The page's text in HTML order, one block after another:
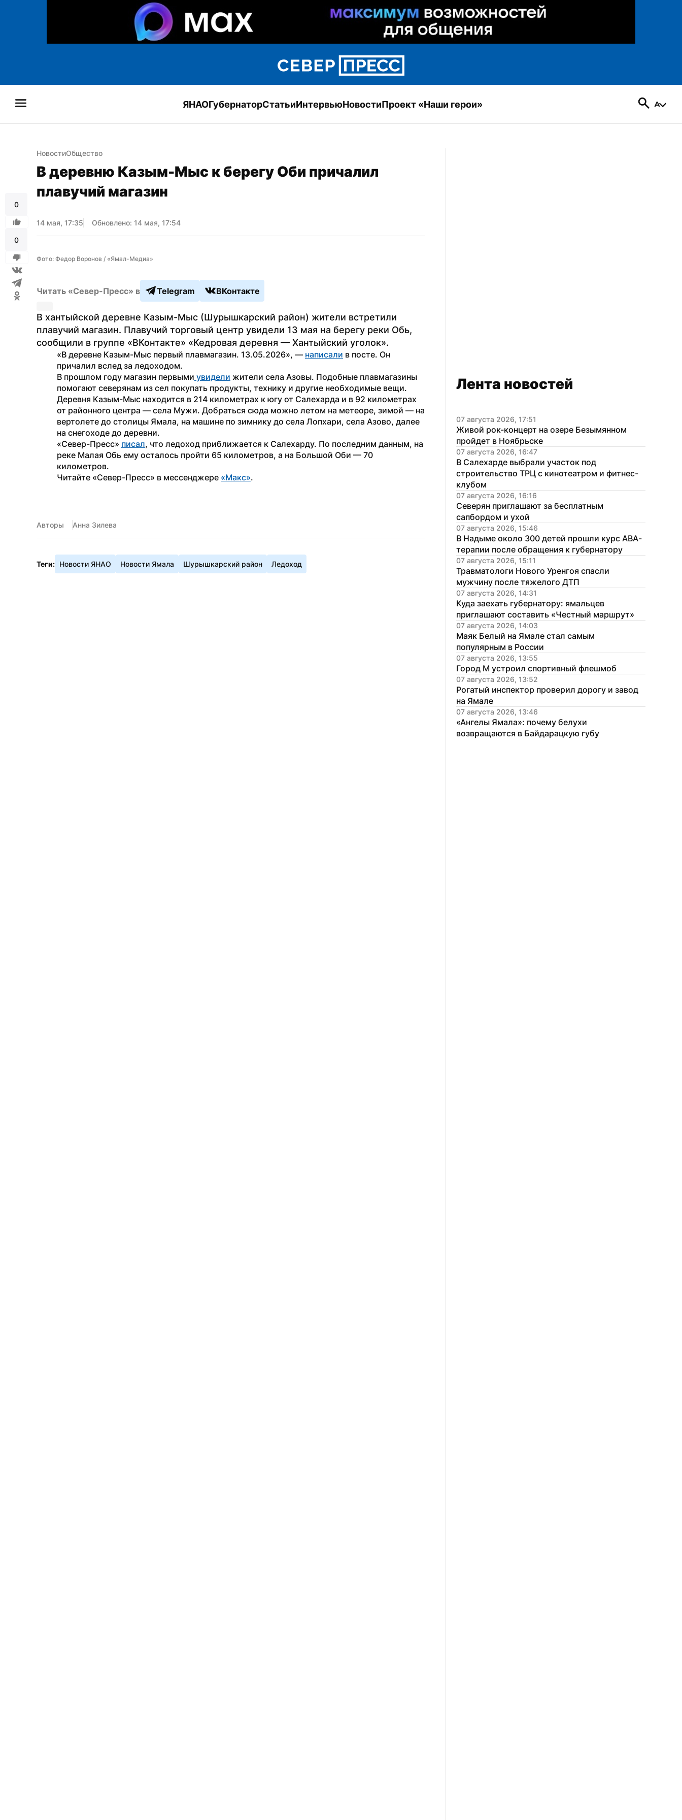
ЯНАОГубернаторСтатьиИнтервьюНовостиПроект «Наши герои»
0
0
НовостиОбщество
В деревню Казым-Мыс к берегу Оби причалил
плавучий магазин
14 мая, 17:35 Обновлено: 14 мая, 17:54
Фото: Федор Воронов / «Ямал-Медиа»
Читать «Север-Пресс» в Telegram ВКонтакте
В хантыйской деревне Казым-Мыс (Шурышкарский район) жители встретили
плавучий магазин. Плавучий торговый центр увидели 13 мая на берегу реки Обь,
сообщили в группе «ВКонтакте» «Кедровая деревня — Хантыйский уголок».
«В деревне Казым-Мыс первый плавмагазин. 13.05.2026», — написали в посте. Он
причалил вслед за ледоходом.
В прошлом году магазин первыми увидели жители села Азовы. Подобные плавмагазины
помогают северянам из сел покупать продукты, технику и другие необходимые вещи.
Деревня Казым-Мыс находится в 214 километрах к югу от Салехарда и в 92 километрах
от районного центра — села Мужи. Добраться сюда можно летом на метеоре, зимой — на
вертолете до столицы Ямала, на машине по зимнику до села Лопхари, села Азово, далее
на снегоходе до деревни.
«Север-Пресс» писал, что ледоход приближается к Салехарду. По последним данным, на
реке Малая Обь ему осталось пройти 65 километров, а на Большой Оби — 70
километров.
Читайте «Север-Пресс» в мессенджере «Макс».
Авторы Анна Зилева
Теги: Новости ЯНАО Новости Ямала Шурышкарский район Ледоход
Лента новостей
07 августа 2026, 17:51
Живой рок-концерт на озере Безымянном
пройдет в Ноябрьске
07 августа 2026, 16:47
В Салехарде выбрали участок под
строительство ТРЦ с кинотеатром и фитнес-
клубом
07 августа 2026, 16:16
Северян приглашают за бесплатным
сапбордом и ухой
07 августа 2026, 15:46
В Надыме около 300 детей прошли курс АВА-
терапии после обращения к губернатору
07 августа 2026, 15:11
Травматологи Нового Уренгоя спасли
мужчину после тяжелого ДТП
07 августа 2026, 14:31
Куда заехать губернатору: ямальцев
приглашают составить «Честный маршрут»
07 августа 2026, 14:03
Маяк Белый на Ямале стал самым
популярным в России
07 августа 2026, 13:55
Город М устроил спортивный флешмоб
07 августа 2026, 13:52
Рогатый инспектор проверил дорогу и завод
на Ямале
07 августа 2026, 13:46
«Ангелы Ямала»: почему белухи
возвращаются в Байдарацкую губу